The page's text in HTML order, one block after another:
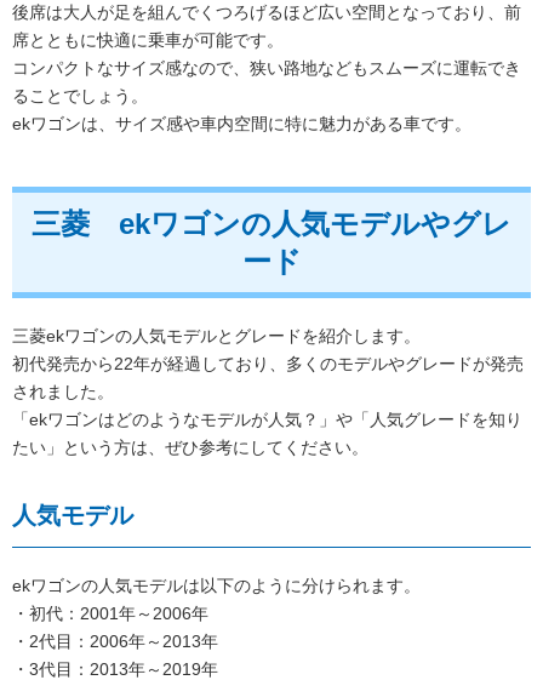
後席は大人が足を組んでくつろげるほど広い空間となっており、前
席とともに快適に乗車が可能です。
コンパクトなサイズ感なので、狭い路地などもスムーズに運転でき
ることでしょう。
ekワゴンは、サイズ感や車内空間に特に魅力がある車です。
三菱 ekワゴンの人気モデルやグレ
ード
三菱ekワゴンの人気モデルとグレードを紹介します。
初代発売から22年が経過しており、多くのモデルやグレードが発売
されました。
「ekワゴンはどのようなモデルが人気？」や「人気グレードを知り
たい」という方は、ぜひ参考にしてください。
人気モデル
ekワゴンの人気モデルは以下のように分けられます。
・初代：2001年～2006年
・2代目：2006年～2013年
・3代目：2013年～2019年